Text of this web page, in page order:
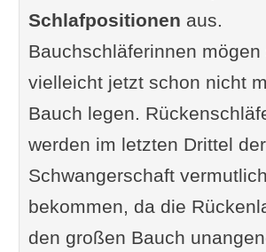
Schlafpositionen aus.
Bauchschläferinnen mögen
vielleicht jetzt schon nicht
Bauch legen.
werden im letzten Drittel der
Schwangerschaft
bekommen, da die
den großen Bauch